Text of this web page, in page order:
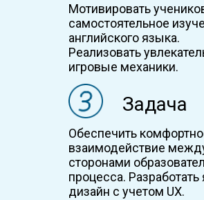
Мотивировать
самостоятельное
английского языка.
Реализовать
игровые механики.
Задача
Обеспечить
взаимодействие
сторонами
процесса. Разработать
дизайн с учетом UX.